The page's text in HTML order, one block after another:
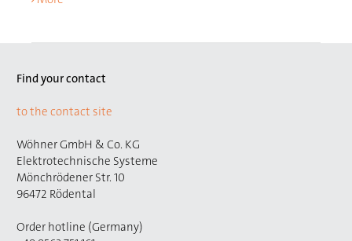
Find your contact
to the contact site
Wöhner GmbH & Co. KG
Elektrotechnische Systeme
Mönchrödener Str. 10
96472 Rödental
Order hotline (Germany)